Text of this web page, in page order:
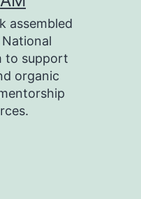
assembled
National
to support
organic